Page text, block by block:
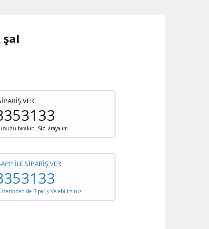
VER
bırakın. Sizi arayalım.
İLE SİPARİŞ VER
de Sipariş Verebilirsiniz.